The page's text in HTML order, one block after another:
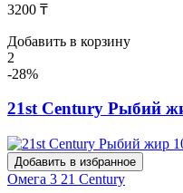
3200 ₸
Добавить в корзину
2
-28%
21st Century Рыбий
Добавить в избранное
Омега 3 21 Century